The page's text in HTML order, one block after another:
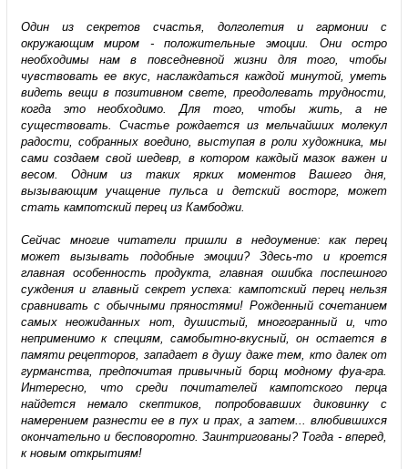
Один из секретов счастья, долголетия и гармонии с
окружающим миром - положительные эмоции. Они остро
необходимы нам в повседневной жизни для того, чтобы
чувствовать ее вкус, наслаждаться каждой минутой, уметь
видеть вещи в позитивном свете, преодолевать трудности,
когда это необходимо. Для того, чтобы жить, а не
существовать. Счастье рождается из мельчайших молекул
радости, собранных воедино, выступая в роли художника, мы
сами создаем свой шедевр, в котором каждый мазок важен и
весом. Одним из таких ярких моментов Вашего дня,
вызывающим учащение пульса и детский восторг, может
стать кампотский перец из Камбоджи.
Сейчас многие читатели пришли в недоумение: как перец
может вызывать подобные эмоции? Здесь-то и кроется
главная особенность продукта, главная ошибка поспешного
суждения и главный секрет успеха: кампотский перец нельзя
сравнивать с обычными пряностями! Рожденный сочетанием
самых неожиданных нот, душистый, многогранный и, что
неприменимо к специям, самобытно-вкусный, он остается в
памяти рецепторов, западает в душу даже тем, кто далек от
гурманства, предпочитая привычный борщ модному фуа-гра.
Интересно, что среди почитателей кампотского перца
найдется немало скептиков, попробовавших диковинку с
намерением разнести ее в пух и прах, а затем... влюбившихся
окончательно и бесповоротно. Заинтригованы? Тогда - вперед,
к новым открытиям!